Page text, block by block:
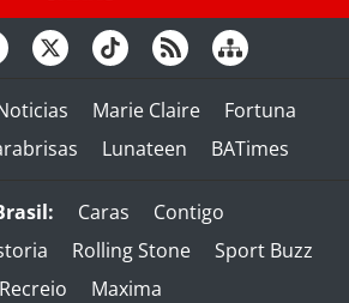
Marie Claire
Fortuna
Lunateen BATimes
Caras
Contigo
Rolling Stone
Sport Buzz
Recreio
Maxima